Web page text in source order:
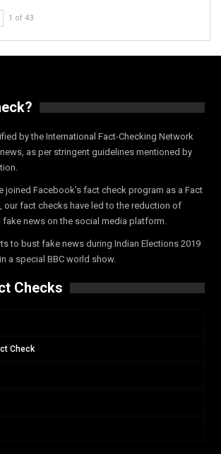
1 of 43
by the International Fact-Checking Network
as per stringent guidelines mentioned by
joined Facebook’s fact check program as a Fact
our fact checks have led to the reduction of
news on the social media platform.
to bust fake news during Indian Elections 2019
a special BBC world show.
Checks
Check